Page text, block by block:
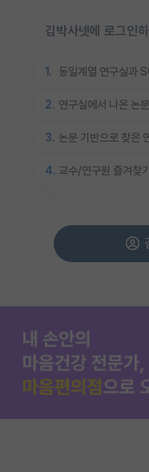
김박사넷에 로그인
1. 동일계열 연구실과
2. 연구실에서 나온 논
3. 논문 기반으로 찾은
4. 교수/연구원 즐겨찾